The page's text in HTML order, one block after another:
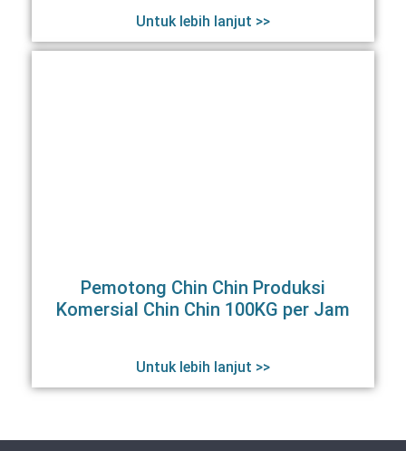
Untuk lebih lanjut >>
Pemotong Chin Chin Produksi
Komersial Chin Chin 100KG per Jam
Untuk lebih lanjut >>